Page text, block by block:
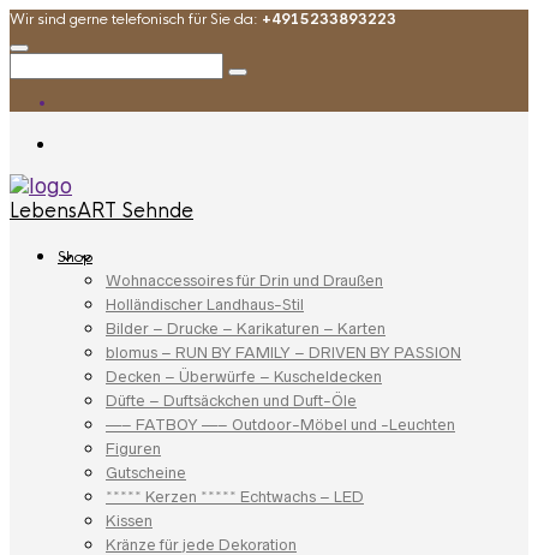
Wir sind gerne telefonisch für Sie da: +4915233893223
LebensART Sehnde
Shop
Wohnaccessoires für Drin und Draußen
Holländischer Landhaus-Stil
Bilder – Drucke – Karikaturen – Karten
blomus – RUN BY FAMILY – DRIVEN BY PASSION
Decken – Überwürfe – Kuscheldecken
Düfte – Duftsäckchen und Duft-Öle
—– FATBOY —– Outdoor-Möbel und -Leuchten
Figuren
Gutscheine
***** Kerzen ***** Echtwachs – LED
Kissen
Kränze für jede Dekoration